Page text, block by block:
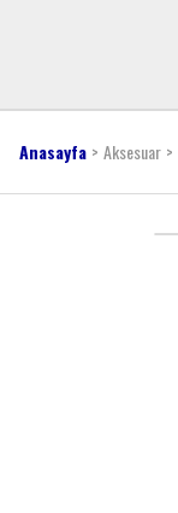
Anasayfa Aksesuar